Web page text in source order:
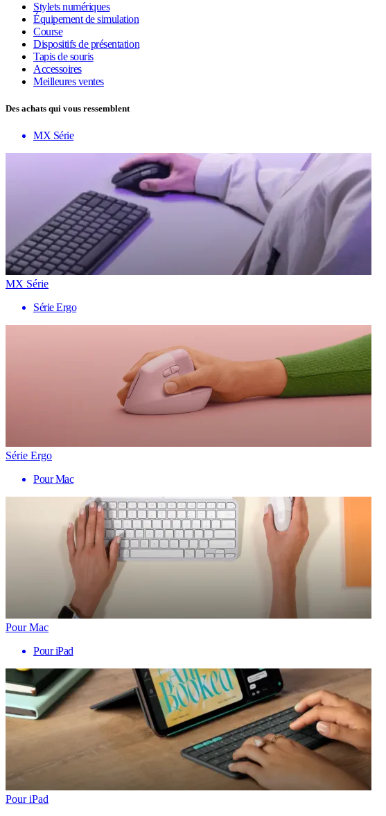
Stylets numériques
Équipement de simulation
Course
Dispositifs de présentation
Tapis de souris
Accessoires
Meilleures ventes
Des achats qui vous ressemblent
MX Série
MX Série
Série Ergo
Série Ergo
Pour Mac
Pour Mac
Pour iPad
Pour iPad